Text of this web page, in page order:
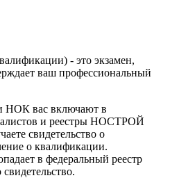
- это экзамен,
ваш профессиональный
НОК вас включают в
и реестры НОСТРОЙ
свидетельство о
о квалификации.
в федеральный реестр